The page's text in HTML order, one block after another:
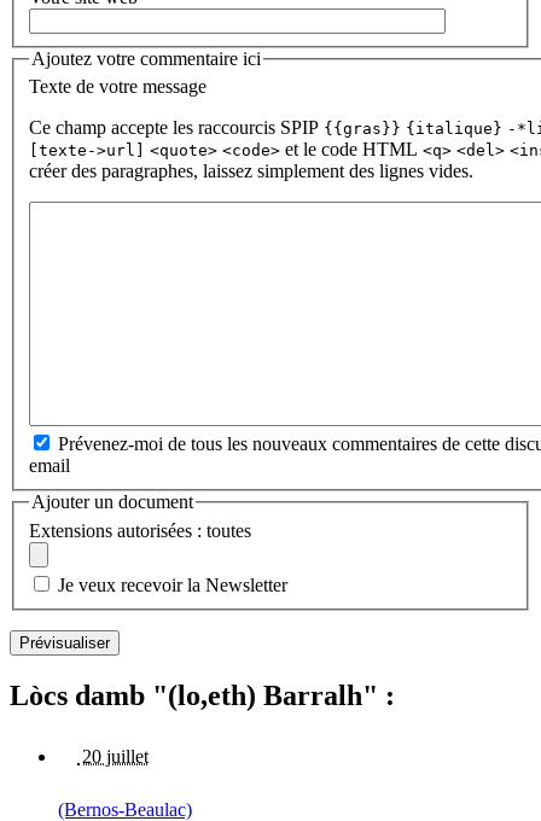
Ajoutez votre commentaire ici
Texte de votre message
Ce champ accepte les raccourcis SPIP {{gras}} {italique} -
[texte->url]
<quote> <code> et le code HTML <q> <del>
créer des paragraphes, laissez simplement des lignes vides.
Prévenez-moi de tous les nouveaux commentaires de cette
email
Ajouter un document
Extensions autorisées : toutes
Je veux recevoir la Newsletter
Lòcs damb "(lo,eth) Barralh" :
20 juillet
(Bernos-Beaulac)